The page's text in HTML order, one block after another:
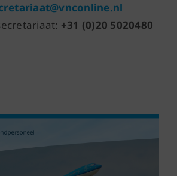
+31 (0)20 5020480